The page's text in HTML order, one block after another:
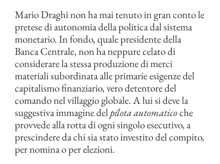
Mario Draghi non ha mai tenuto in gran conto le
pretese di autonomia della politica dal sistema
monetario. In fondo, quale presidente della
Banca Centrale, non ha neppure celato di
considerare la stessa produzione di merci
materiali subordinata alle primarie esigenze del
capitalismo finanziario, vero detentore del
comando nel villaggio globale. A lui si deve la
suggestiva immagine delpilota automaticoche
provvede alla rotta di ogni singolo esecutivo, a
prescindere da chi sia stato investito del compito,
per nomina o per elezioni.